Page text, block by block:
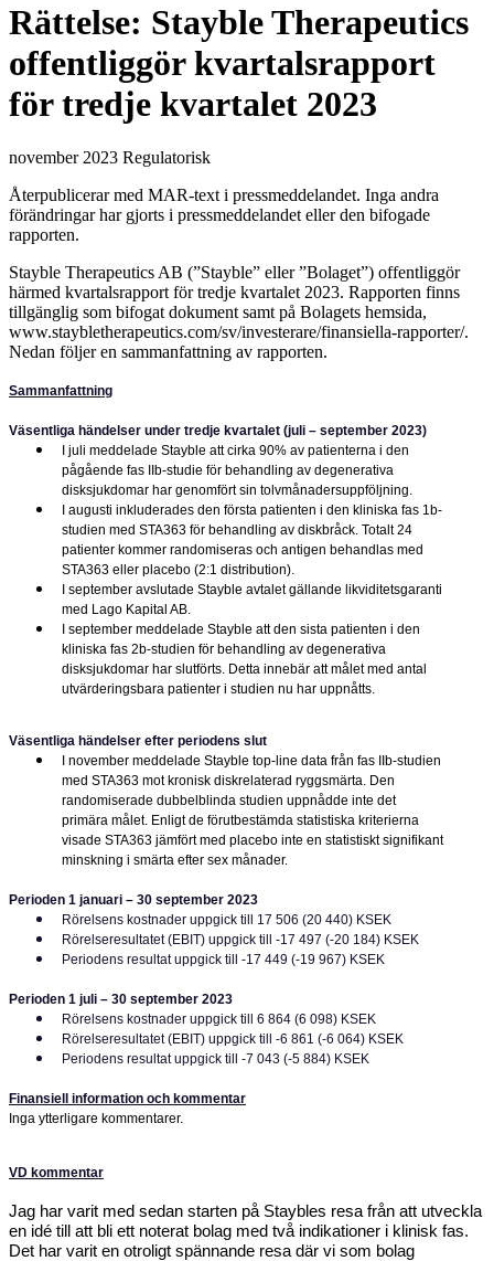
Rättelse: Stayble Therapeutics
offentliggör kvartalsrapport
för tredje kvartalet 2023
november 2023 Regulatorisk
Återpublicerar med MAR-text i pressmeddelandet. Inga andra
förändringar har gjorts i pressmeddelandet eller den bifogade
rapporten.
Stayble Therapeutics AB (”Stayble” eller ”Bolaget”) offentliggör
härmed kvartalsrapport för tredje kvartalet 2023. Rapporten finns
tillgänglig som bifogat dokument samt på Bolagets hemsida,
www.staybletherapeutics.com/sv/investerare/finansiella-rapporter/.
Nedan följer en sammanfattning av rapporten.
Sammanfattning
Väsentliga händelser under tredje kvartalet (juli – september 2023)
I juli meddelade Stayble att cirka 90% av patienterna i den
pågående fas IIb-studie för behandling av degenerativa
disksjukdomar har genomfört sin tolvmånadersuppföljning.
I augusti inkluderades den första patienten i den kliniska fas 1b-
studien med STA363 för behandling av diskbråck. Totalt 24
patienter kommer randomiseras och antigen behandlas med
STA363 eller placebo (2:1 distribution).
I september avslutade Stayble avtalet gällande likviditetsgaranti
med Lago Kapital AB.
I september meddelade Stayble att den sista patienten i den
kliniska fas 2b-studien för behandling av degenerativa
disksjukdomar har slutförts. Detta innebär att målet med antal
utvärderingsbara patienter i studien nu har uppnåtts.
Väsentliga händelser efter periodens slut
I november meddelade Stayble top-line data från fas IIb-studien
med STA363 mot kronisk diskrelaterad ryggsmärta. Den
randomiserade dubbelblinda studien uppnådde inte det
primära målet. Enligt de förutbestämda statistiska kriterierna
visade STA363 jämfört med placebo inte en statistiskt signifikant
minskning i smärta efter sex månader.
Perioden 1 januari – 30 september 2023
Rörelsens kostnader uppgick till 17 506 (20 440) KSEK
Rörelseresultatet (EBIT) uppgick till -17 497 (-20 184) KSEK
Periodens resultat uppgick till -17 449 (-19 967) KSEK
Perioden 1 juli – 30 september 2023
Rörelsens kostnader uppgick till 6 864 (6 098) KSEK
Rörelseresultatet (EBIT) uppgick till -6 861 (-6 064) KSEK
Periodens resultat uppgick till -7 043 (-5 884) KSEK
Finansiell information och kommentar
Inga ytterligare kommentarer.
VD kommentar
Jag har varit med sedan starten på Staybles resa från att utveckla
en idé till att bli ett noterat bolag med två indikationer i klinisk fas.
Det har varit en otroligt spännande resa där vi som bolag